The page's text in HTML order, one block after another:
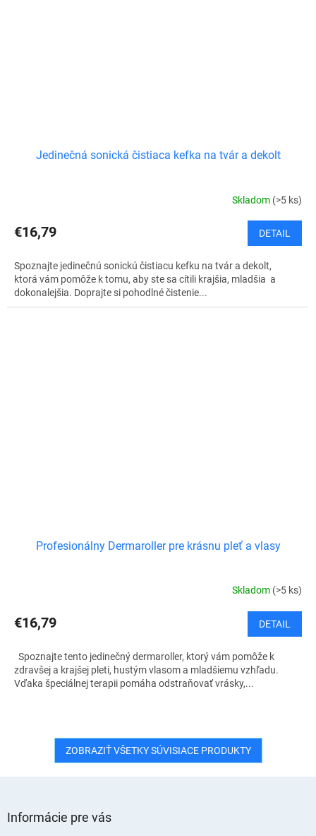
Jedinečná sonická čistiaca kefka na tvár a dekolt
Skladom (>5 ks)
€16,79 DETAIL
Spoznajte jedinečnú sonickú čistiacu kefku na tvár a dekolt,
ktorá vám pomôže k tomu, aby ste sa cítili krajšia, mladšia a
dokonalejšia. Doprajte si pohodlné čistenie...
Profesionálny Dermaroller pre krásnu pleť a vlasy
Skladom (>5 ks)
€16,79 DETAIL
Spoznajte tento jedinečný dermaroller, ktorý vám pomôže k
zdravšej a krajšej pleti, hustým vlasom a mladšiemu vzhľadu.
Vďaka špeciálnej terapii pomáha odstraňovať vrásky,...
ZOBRAZIŤ VŠETKY SÚVISIACE PRODUKTY
Informácie pre vás